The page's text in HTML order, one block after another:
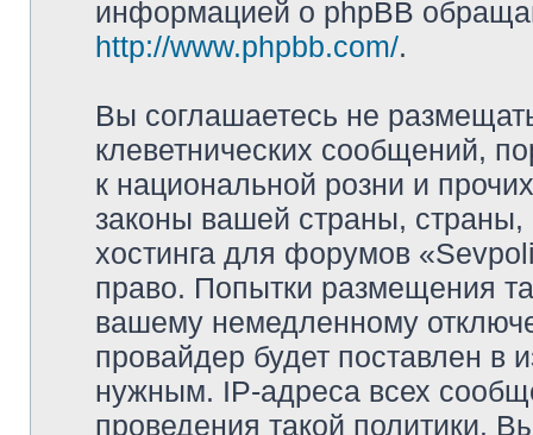
информацией о phpBB
http://www.phpbb.com/.
Вы соглашаетесь не
клеветнических сообщений,
к национальной розни и
законы вашей страны, страны,
хостинга для форумов
право. Попытки размещения
вашему немедленному
провайдер будет поставлен в
нужным. IP-адреса всех
проведения такой политики.